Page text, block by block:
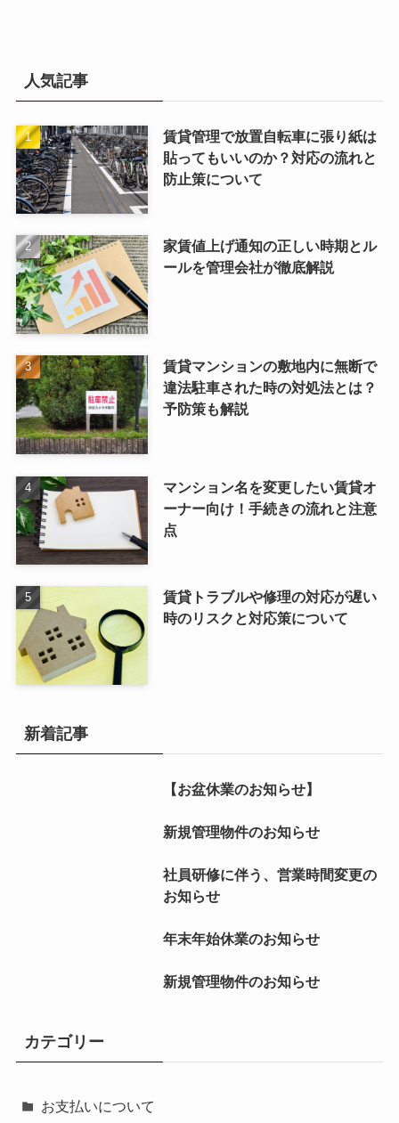
人気記事
賃貸管理で放置自転車に張り紙は
貼ってもいいのか？対応の流れと
防止策について
家賃値上げ通知の正しい時期とル
ールを管理会社が徹底解説
賃貸マンションの敷地内に無断で
違法駐車された時の対処法とは？
予防策も解説
マンション名を変更したい賃貸オ
ーナー向け！手続きの流れと注意
点
賃貸トラブルや修理の対応が遅い
時のリスクと対応策について
新着記事
【お盆休業のお知らせ】
新規管理物件のお知らせ
社員研修に伴う、営業時間変更の
お知らせ
年末年始休業のお知らせ
新規管理物件のお知らせ
カテゴリー
お支払いについて